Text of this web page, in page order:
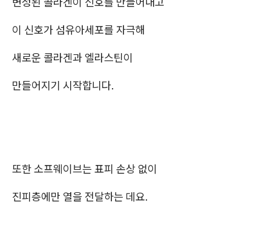
이 신호가 섬유아세포를 자극해
새로운 콜라겐과 엘라스틴이
만들어지기 시작합니다.
또한 소프웨이브는 표피 손상 없이
진피층에만 열을 전달하는 데요.